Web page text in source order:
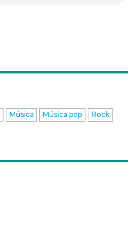
Música Música pop
Rock
Threads
no WhatsApp
no LinkedIn